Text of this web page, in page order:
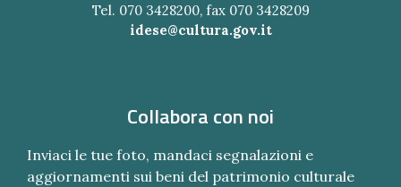
Tel. 070 3428200, fax 070 3428209
idese@cultura.gov.it
Collabora con noi
Inviaci le tue foto, mandaci segnalazioni e
aggiornamenti sui beni del patrimonio culturale